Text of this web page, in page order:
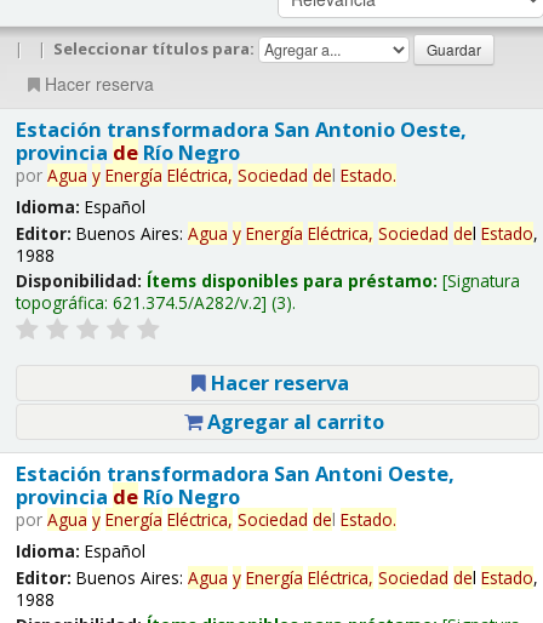
| | Seleccionar títulos para:
Hacer reserva
Estación transformadora San Antonio Oeste,
provincia deRío Negro
por Agua y Energía Eléctrica, Sociedad del Estado.
Idioma: Español
Editor: Buenos Aires: Agua y Energía Eléctrica, Sociedad del Estado,
1988
Disponibilidad: Ítems disponibles para préstamo: Signatura
topográfica: 621.374.5/A282/v.2 (3).
Hacer reserva
Agregar al carrito
Estación transformadora San Antoni Oeste,
provincia deRío Negro
por Agua y Energía Eléctrica, Sociedad del Estado.
Idioma: Español
Editor: Buenos Aires: Agua y Energía Eléctrica, Sociedad del Estado,
1988